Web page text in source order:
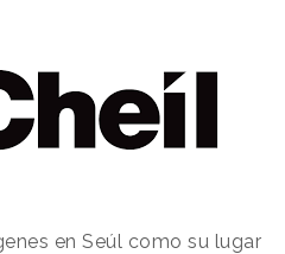
en Seúl como su lugar